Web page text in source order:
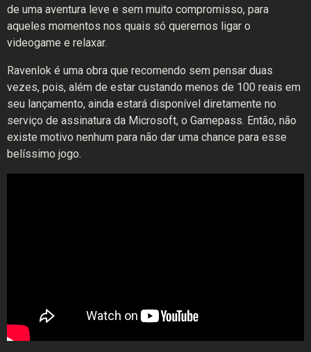
de uma aventura leve e sem muito compromisso, para
aqueles momentos nos quais só queremos ligar o
videogame e relaxar.
Ravenlok é uma obra que recomendo sem pensar duas
vezes, pois, além de estar custando menos de 100 reais em
seu lançamento, ainda estará disponível diretamente no
serviço de assinatura da Microsoft, o Gamepass. Então, não
existe motivo nenhum para não dar uma chance para esse
belíssimo jogo.